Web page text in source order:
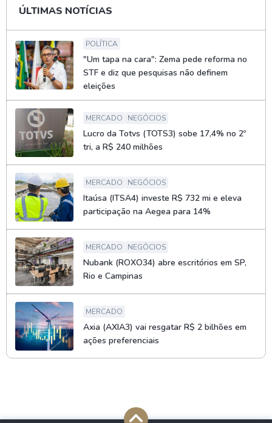
ÚLTIMAS NOTÍCIAS
POLÍTICA
"Um tapa na cara": Zema pede reforma no
STF e diz que pesquisas não definem
eleições
MERCADO NEGÓCIOS
Lucro da Totvs (TOTS3) sobe 17,4% no 2º
tri, a R$ 240 milhões
MERCADO NEGÓCIOS
Itaúsa (ITSA4) investe R$ 732 mi e eleva
participação na Aegea para 14%
MERCADO NEGÓCIOS
Nubank (ROXO34) abre escritórios em SP,
Rio e Campinas
MERCADO
Axia (AXIA3) vai resgatar R$ 2 bilhões em
ações preferenciais